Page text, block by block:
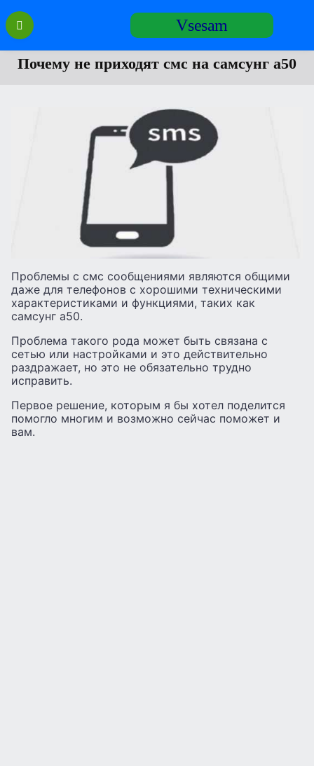
Перейти
содержанию
Vsesam
Почему не приходят смс на самсунг а50
Проблемы с смс сообщениями являются общими
даже для телефонов с хорошими техническими
характеристиками и функциями, таких как
самсунг а50.
Проблема такого рода может быть связана с
сетью или настройками и это действительно
раздражает, но это не обязательно трудно
исправить.
Первое решение, которым я бы хотел поделится
помогло многим и возможно сейчас поможет и
вам.